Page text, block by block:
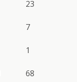
23
7
1
68